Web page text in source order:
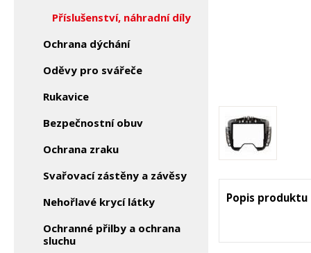
Příslušenství, náhradní díly
Ochrana dýchání
Oděvy pro svářeče
Rukavice
Bezpečnostní obuv
Ochrana zraku
Svařovací zástěny a závěsy
Nehořlavé krycí látky
Ochranné přilby a ochrana
sluchu
Popis produktu